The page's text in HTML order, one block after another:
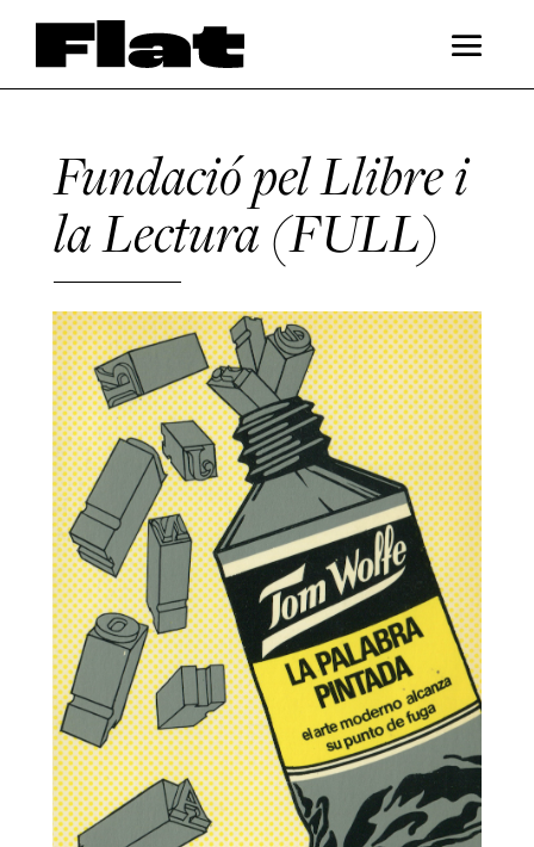
Fundació pel Llibre i
la Lectura (FULL)